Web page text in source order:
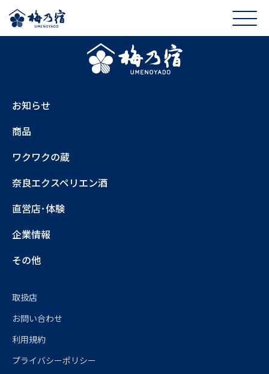
お知らせ
商品
ワクワクの蔵
奈良エクスペリエン酒
直営店･体験
企業情報
その他
取扱店
お問い合わせ
利用規約
プライバシーポリシー